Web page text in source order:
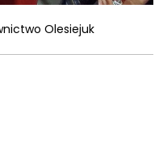
Olesiejuk